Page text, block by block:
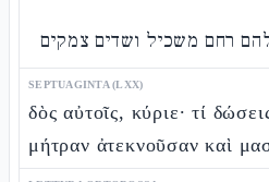
רחם משכיל ושדים צמקים
SEPTUAGINTA (LXX)
δὸς αὐτοῖς, κύριε· τί
μήτραν ἀτεκνοῦσαν καὶ